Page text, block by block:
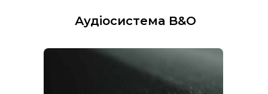
Аудіосистема B&O